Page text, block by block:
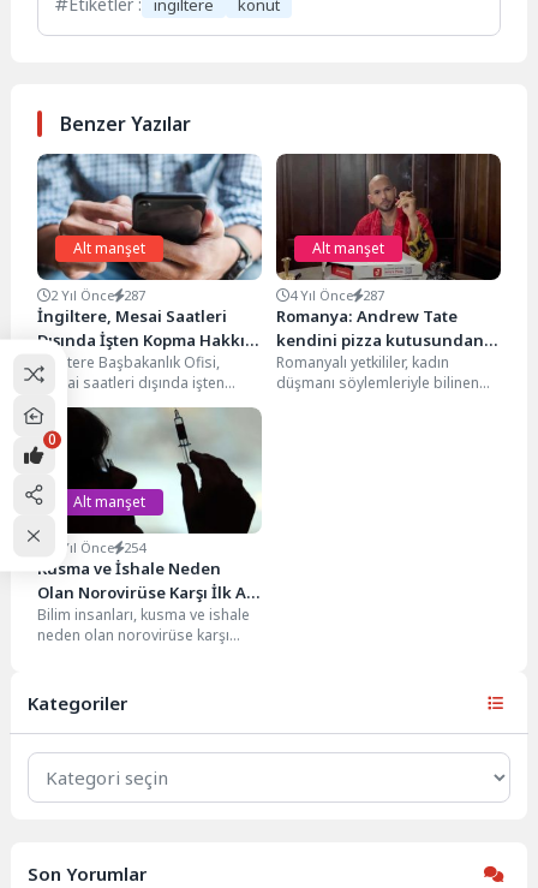
Etiketler : ingiltere konut
Benzer Yazılar
Alt manşet
2 Yıl Önce 287
İngiltere, Mesai Saatleri
Dışında İşten Kopma Hakkını
Yasalaştırmaya Hazırlanıyor
İngiltere Başbakanlık Ofisi,
mesai saatleri dışında işten
tamamen kopmanın hem
verimlilik hem de ülke
ekonomisi...
Alt manşet
4 Yıl Önce 287
Romanya: Andrew Tate
kendini pizza kutusundan
ele vermedi
Romanyalı yetkililer, kadın
düşmanı söylemleriyle bilinen
Alt manşet
2 Yıl Önce 254
Kusma ve İshale Neden
Olan Norovirüse Karşı İlk Aşı
Denemeleri Başladı
Bilim insanları, kusma ve ishale
neden olan norovirüse karşı
Kategoriler
Kategoriler
Son Yorumlar
0